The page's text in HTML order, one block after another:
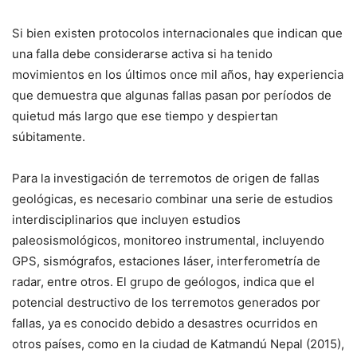
Si bien existen protocolos internacionales que indican que
una falla debe considerarse activa si ha tenido
movimientos en los últimos once mil años, hay experiencia
que demuestra que algunas fallas pasan por períodos de
quietud más largo que ese tiempo y despiertan
súbitamente.
Para la investigación de terremotos de origen de fallas
geológicas, es necesario combinar una serie de estudios
interdisciplinarios que incluyen estudios
paleosismológicos, monitoreo instrumental, incluyendo
GPS, sismógrafos, estaciones láser, interferometría de
radar, entre otros. El grupo de geólogos, indica que el
potencial destructivo de los terremotos generados por
fallas, ya es conocido debido a desastres ocurridos en
otros países, como en la ciudad de Katmandú Nepal (2015),